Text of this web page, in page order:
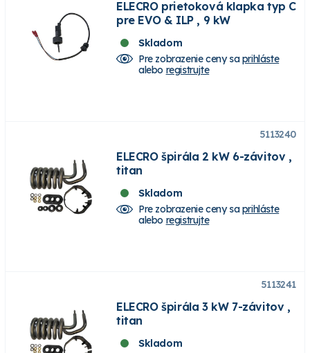
ELECRO prietoková klapka typ C
pre EVO & ILP , 9 kW
Skladom
Pre zobrazenie ceny saprihláste
alebo registrujte
5113240
ELECRO špirála 2 kW 6-závitov ,
titan
Skladom
Pre zobrazenie ceny saprihláste
alebo registrujte
5113241
ELECRO špirála 3 kW 7-závitov ,
titan
Skladom